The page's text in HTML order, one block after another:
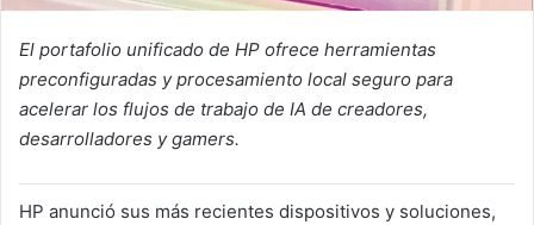
El portafolio unificado de HP ofrece herramientas
preconfiguradas y procesamiento local seguro para
acelerar los flujos de trabajo de IA de creadores,
desarrolladores y gamers.
HP anunció sus más recientes dispositivos y soluciones,